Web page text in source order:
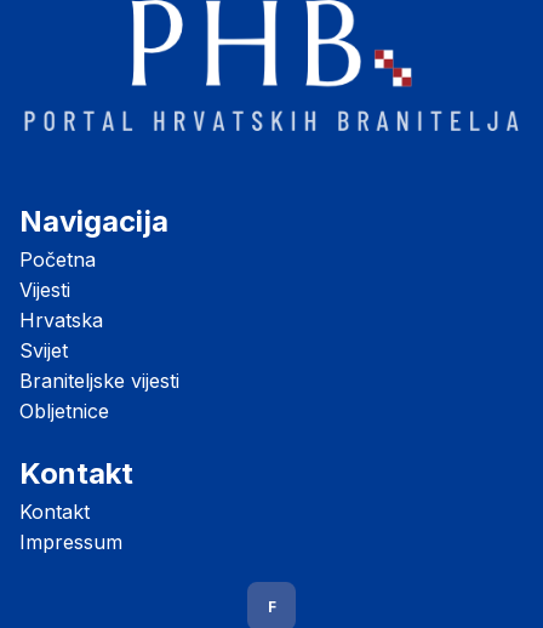
Navigacija
Početna
Vijesti
Hrvatska
Svijet
Braniteljske vijesti
Obljetnice
Kontakt
Kontakt
Impressum
F